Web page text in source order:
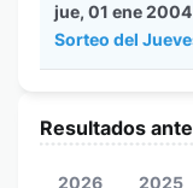
Sorteo del
jue, 01 ene 2004
Resultados
2026 2025